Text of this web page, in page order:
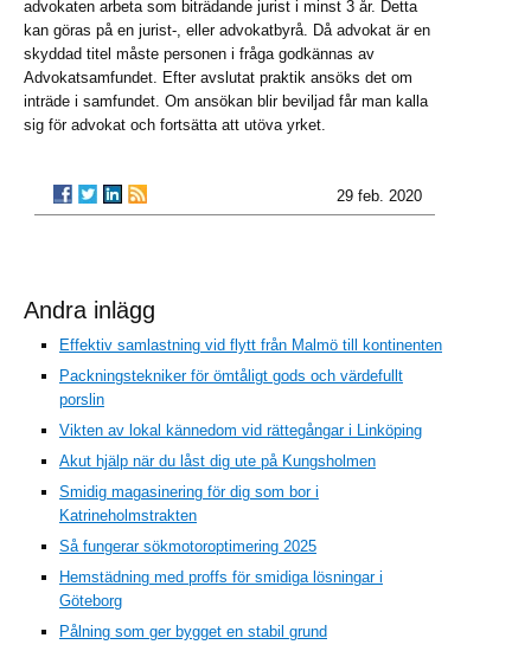
advokaten arbeta som biträdande jurist i minst 3 år. Detta
kan göras på en jurist-, eller advokatbyrå. Då advokat är en
skyddad titel måste personen i fråga godkännas av
Advokatsamfundet. Efter avslutat praktik ansöks det om
inträde i samfundet. Om ansökan blir beviljad får man kalla
sig för advokat och fortsätta att utöva yrket.
29 feb. 2020
Andra inlägg
Effektiv samlastning vid flytt från Malmö till kontinenten
Packningstekniker för ömtåligt gods och värdefullt
porslin
Vikten av lokal kännedom vid rättegångar i Linköping
Akut hjälp när du låst dig ute på Kungsholmen
Smidig magasinering för dig som bor i
Katrineholmstrakten
Så fungerar sökmotoroptimering 2025
Hemstädning med proffs för smidiga lösningar i
Göteborg
Pålning som ger bygget en stabil grund